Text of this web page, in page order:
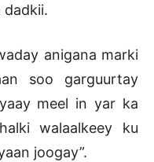
dadkii.
anigana marki
soo garguurtay
meel in yar ka
walaalkeey ku
joogay”.